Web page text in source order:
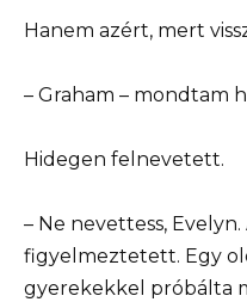
Hanem azért, mert
– Graham – mondtam
Hidegen felnevetett.
– Ne nevettess,
figyelmeztetett. Egy
gyerekekkel próbálta